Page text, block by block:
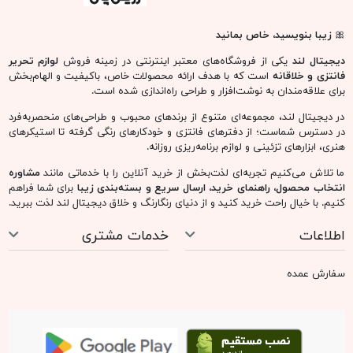
🎀زیبا بنویسید، خاص بمانید
دیجیتال لند یکی از فروشگاه‌های معتبر اینترنتی در زمینه فروش لوازم تحریر
فانتزی و خلاقانه است که با هدف ارائه محصولات خاص، باکیفیت و الهام‌بخش
برای علاقه‌مندان به نوشت‌افزار و طراحی راه‌اندازی شده است.
در دیجیتال لند، مجموعه‌ای متنوع از برندهای محبوب و طراحی‌های منحصربه‌فرد
در دسترس شماست؛ از دفترهای فانتزی و خودکارهای رنگی گرفته تا استیکرهای
هنری، ابزارهای تزئینی و لوازم برنامه‌ریزی روزانه.
ما تلاش می‌کنیم تجربه‌ای لذت‌بخش از خرید آنلاین را با خدماتی مانندمشاوره
انتخاب محصول، راهنمای خرید، ارسال سریع و بسته‌بندی زیبا برای شما فراهم
کنیم. با خیال راحت خرید کنید و از دنیای رنگارنگ و خلاق دیجیتال لند لذت ببرید.
اطلاعات خدمات مشتری
سفارش عمده